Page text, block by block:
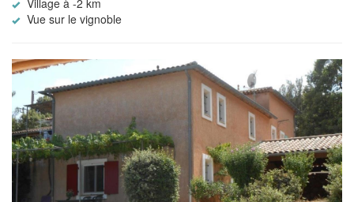
Village à -2 km
Vue sur le vignoble